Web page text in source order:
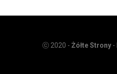
ⓒ 2020 - Żółte Strony -